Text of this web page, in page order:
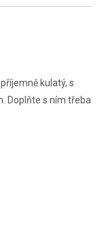
kulatý, s
Doplňte s ním třeba